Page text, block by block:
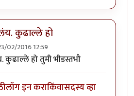
कुढाल्ले हो
02/2016 12:59
हो तुमी भीडस्तभौ
लॉग इन कराकिंवासदस्य व्हा